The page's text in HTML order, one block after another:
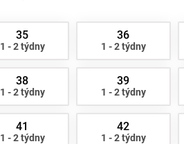
35
1 - 2 týdny
36
1 - 2 týdny
38
1 - 2 týdny
39
1 - 2 týdny
41
1 - 2 týdny
42
1 - 2 týdny